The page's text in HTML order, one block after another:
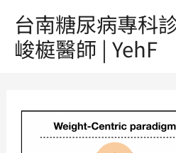
台南糖尿病專科
峻榳醫師 | YehF